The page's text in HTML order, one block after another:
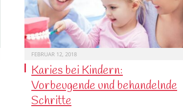
FEBRUAR 12, 2018
Karies bei Kindern:
Vorbeugende und behandelnde
Schritte